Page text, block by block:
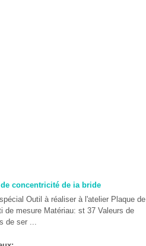
concentricité de ia bride
Outil à réaliser à l'atelier Plaque de
de mesure Matériau: st 37 Valeurs de
de ser ...